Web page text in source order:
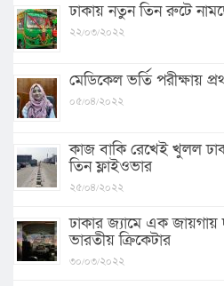
ঢাকায় নতুন তিন রুটে
২২/০৩/২০২২
মেডিকেল ভর্তি পরীক্ষায়
০৫/০৪/২০২২
কাজ বাকি রেখেই খুলল
তিন ফ্লাইওভার
২৫/০৪/২০২২
ঢাকার জ্যামে এক জায়গায়
ভারতীয় ক্রিকেটার
৩০/০৩/২০২২